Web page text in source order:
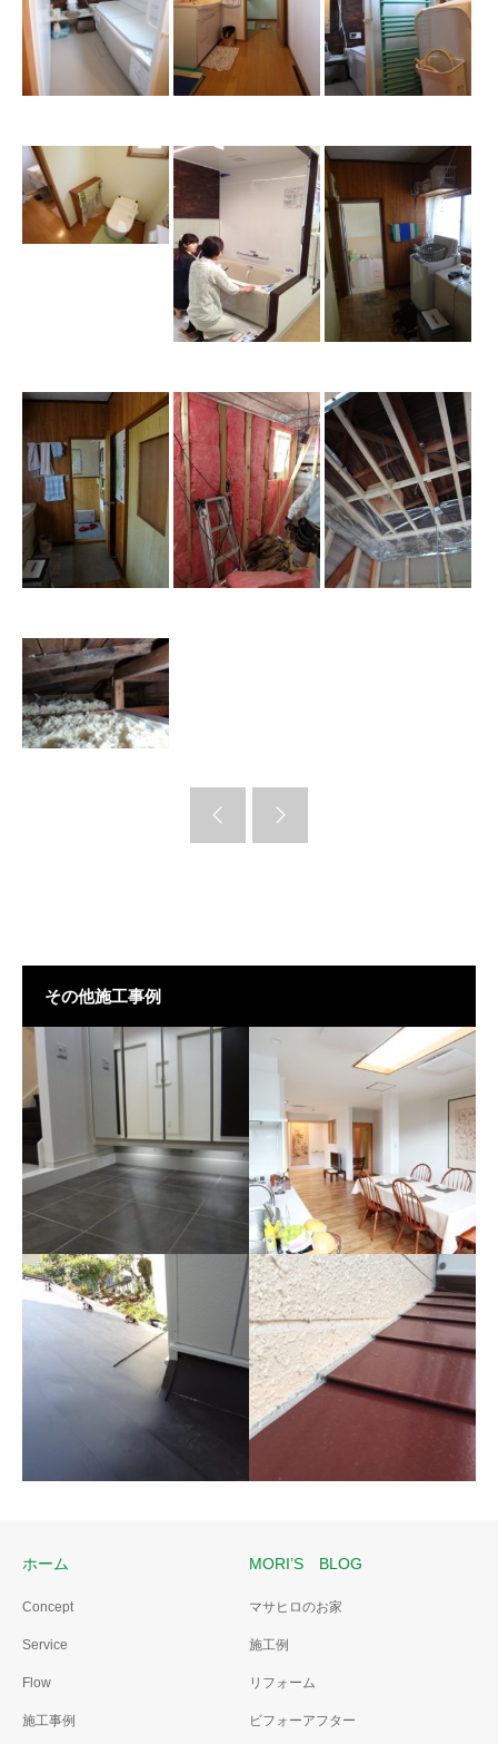
その他施工事例
全面の断熱化工事
フルリノベーション
雨漏り診断は雨が降った日で
ないとだめです。
ホーム
Concept
Service
Flow
施工事例
MORI’S BLOG
マサヒロのお家
施工例
リフォーム
ビフォーアフター